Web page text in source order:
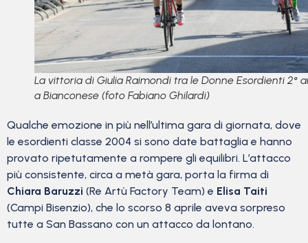
La vittoria di Giulia Raimondi tra le Donne Esordienti 2°
a Bianconese (foto Fabiano Ghilardi)
Qualche emozione in più nell’ultima gara di giornata, dove
le esordienti classe 2004 si sono date battaglia e hanno
provato ripetutamente a rompere gli equilibri. L’attacco
più consistente, circa a metà gara, porta la firma di
Chiara Baruzzi (Re Artù Factory Team) e Elisa Taiti
(Campi Bisenzio), che lo scorso 8 aprile aveva sorpreso
tutte a San Bassano con un attacco da lontano.